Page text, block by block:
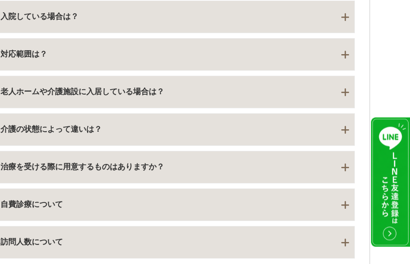
寝たきりでなくても、自力での通院が困難な方は訪問歯科の対象となります。ただし、個別のケースによって違
入院している場合は？
入院している方でも治療を受けることが可能です。ただし、入院先に歯科がある場合は、医療保険制度上、歯科
対応範囲は？
医院より16km以内です。まずはお問合せください。
老人ホームや介護施設に入居している場合は？
治療を受けることができます。
介護の状態によって違いは？
対象者の方であれば、基本的に訪問診療は可能です。
治療を受ける際に用意するものはありますか？
基本的には治療を行うスペースをある程度確保していただくことになります。その他、治療によって水やお湯、
自費診療について
基本的には保険診療が中心です。ただし、患者様の口腔内の状況によっては自費診療をお勧めすることもありま
訪問人数について